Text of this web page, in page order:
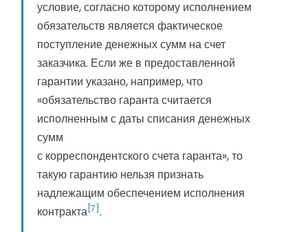
условие, согласно которому исполнением
обязательств является фактическое
поступление денежных сумм на счет
заказчика. Если же в предоставленной
гарантии указано, например, что
«обязательство гаранта считается
исполненным с даты списания денежных
сумм
с корреспондентского счета гаранта», то
такую гарантию нельзя признать
надлежащим обеспечением исполнения
контракта [7] .